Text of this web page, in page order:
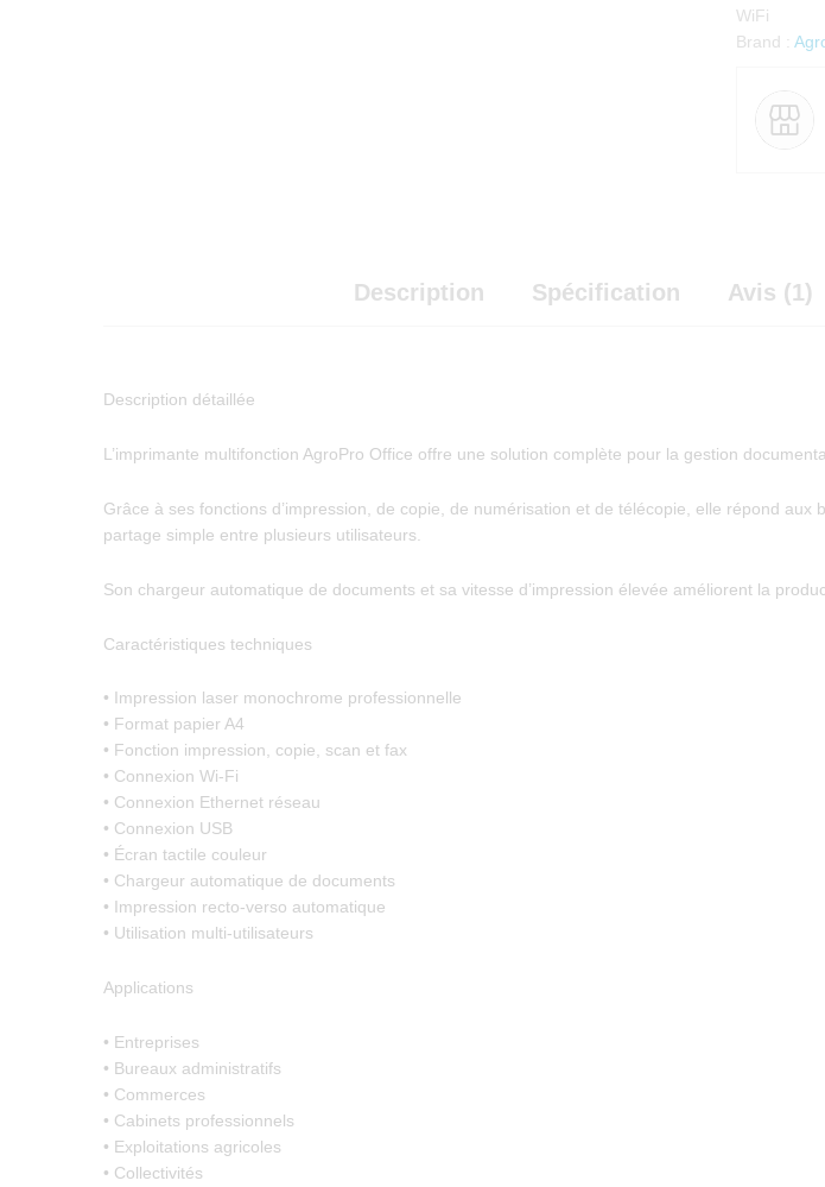
WiFi
Brand :
Description Spécification Avis (1)
Description détaillée
L’imprimante multifonction AgroPro Office offre une solution complète pour la gestion
Grâce à ses fonctions d’impression, de copie, de numérisation et de télécopie, elle répond
partage simple entre plusieurs utilisateurs.
Son chargeur automatique de documents et sa vitesse d’impression élevée améliorent la
Caractéristiques techniques
• Impression laser monochrome professionnelle
• Format papier A4
• Fonction impression, copie, scan et fax
• Connexion Wi-Fi
• Connexion Ethernet réseau
• Connexion USB
• Écran tactile couleur
• Chargeur automatique de documents
• Impression recto-verso automatique
• Utilisation multi-utilisateurs
Applications
• Entreprises
• Bureaux administratifs
• Commerces
• Cabinets professionnels
• Exploitations agricoles
• Collectivités